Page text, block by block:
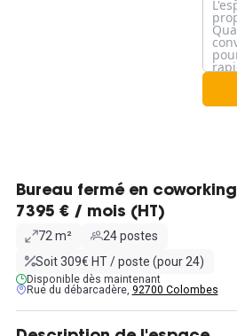
Bureau fermé en coworking
7395 € / mois (HT)
72 m²
24 postes
Soit 309€ HT / poste (pour 24)
Disponible dès maintenant
Rue du débarcadère, 92700 Colombes